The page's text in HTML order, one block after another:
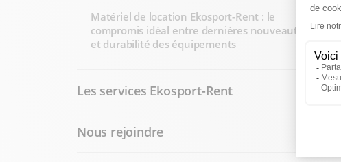
Matériel de location Ekosport-Rent : le
compromis idéal entre dernières nouveautés
et durabilité des équipements
Les services Ekosport-Rent
Nous rejoindre